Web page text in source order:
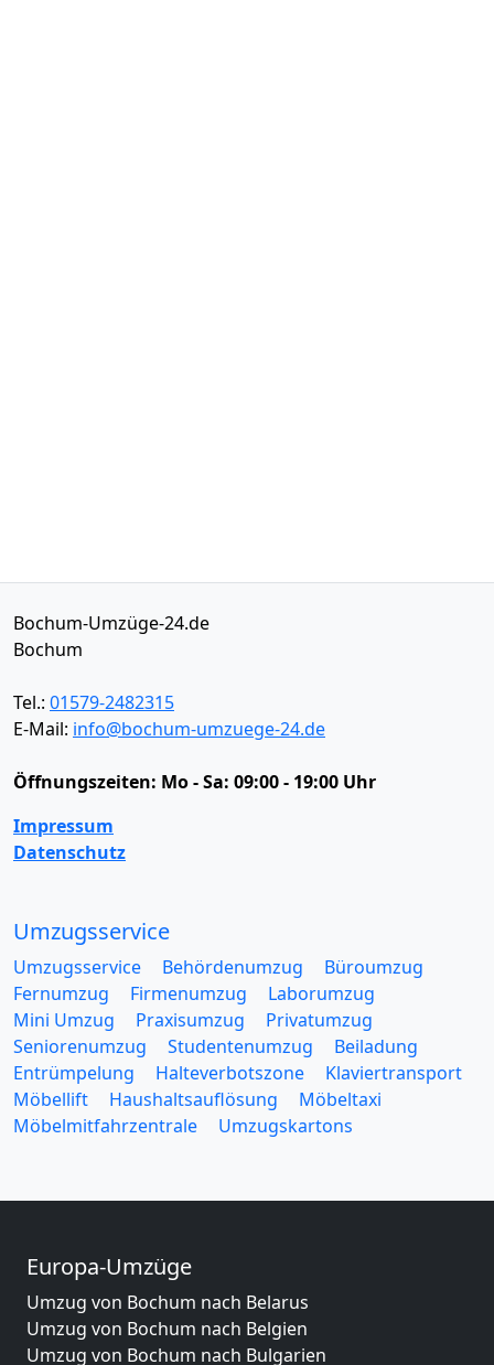
Bochum-Umzüge-24.de
Bochum
Tel.: 01579-2482315
E-Mail: info@bochum-umzuege-24.de
Öffnungszeiten: Mo - Sa: 09:00 - 19:00 Uhr
Impressum
Datenschutz
Umzugsservice
Umzugsservice Behördenumzug
Büroumzug
Fernumzug
Firmenumzug
Laborumzug
Mini Umzug
Praxisumzug
Privatumzug
Seniorenumzug
Studentenumzug
Beiladung
Entrümpelung
Halteverbotszone
Klaviertransport
Möbellift
Haushaltsauflösung
Möbeltaxi
Möbelmitfahrzentrale
Umzugskartons
Europa-Umzüge
Umzug von Bochum nach Belarus
Umzug von Bochum nach Belgien
Umzug von Bochum nach Bulgarien